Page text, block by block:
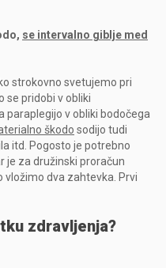
se intervalno giblje med
strokovno svetujemo pri
se pridobi v obliki
paraplegijo v obliki bodočega
škodo sodijo tudi
itd. Pogosto je potrebno
je za družinski proračun
vložimo dva zahtevka. Prvi
zdravljenja?